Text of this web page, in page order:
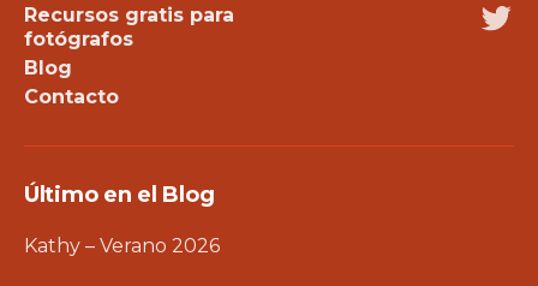
Recursos gratis para
fotógrafos
Blog
Contacto
Último en el Blog
Kathy – Verano 2026